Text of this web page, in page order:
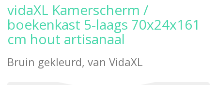
vidaXL Kamerscherm /
boekenkast 5-laags 70x24x161
cm hout artisanaal
Bruin gekleurd, van VidaXL